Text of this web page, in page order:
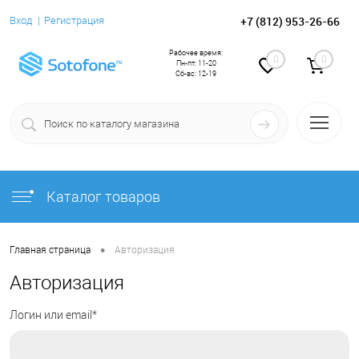
Вход Регистрация +7 (812) 953-26-66
0 0
Рабочее время:
Пн-пт: 11-20
Сб-вс: 12-19
Каталог товаров
Главная страница • Авторизация
Авторизация
Логин или email*